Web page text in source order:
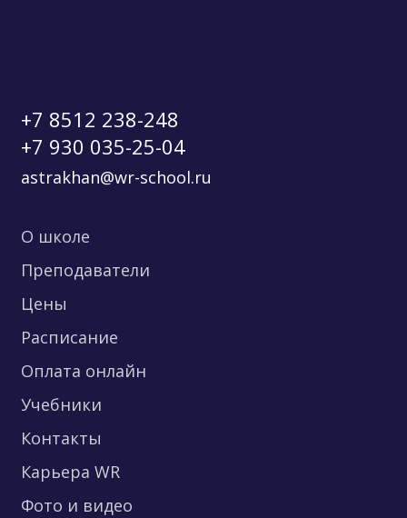
+7 8512 238-248
+7 930 035-25-04
astrakhan@wr-school.ru
О школе
Преподаватели
Цены
Расписание
Оплата онлайн
Учебники
Контакты
Карьера WR
Фото и видео